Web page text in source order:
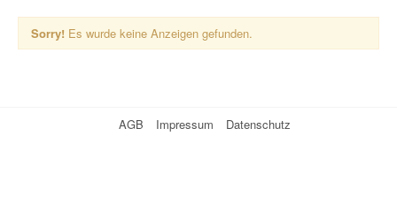
Sorry! Es wurde keine Anzeigen gefunden.
AGB Impressum Datenschutz